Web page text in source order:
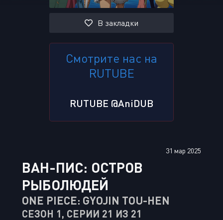
В закладки
Смотрите нас на
RUTUBE
RUTUBE @AniDUB
31 мар 2025
ВАН-ПИС: ОСТРОВ
РЫБОЛЮДЕЙ
ONE PIECE: GYOJIN TOU-HEN
СЕЗОН 1, СЕРИИ 21 ИЗ 21